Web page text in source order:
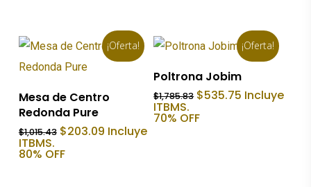
¡Oferta!
Añadir Al Carrito
Mesa de Centro
Redonda Pure
$1,015.43 El
original
$203.09El
precio
Incluye
ITBMS.
80% OFF
¡Oferta!
Añadir Al Carrito
Poltrona Jobim
$1,785.83 El
original
$535.75 El
precio
Incluye
ITBMS.
70% OFF